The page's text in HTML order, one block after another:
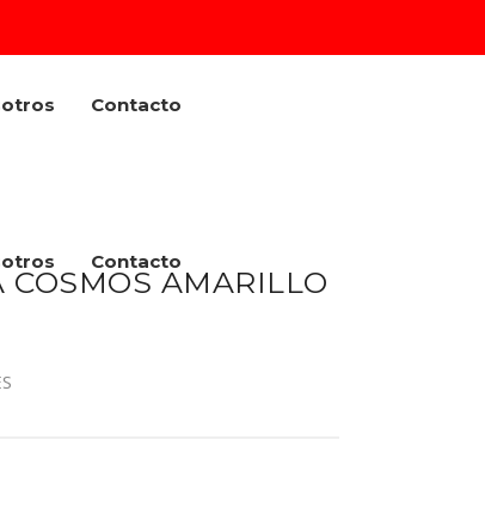
Contacto
Contacto
COSMOS AMARILLO